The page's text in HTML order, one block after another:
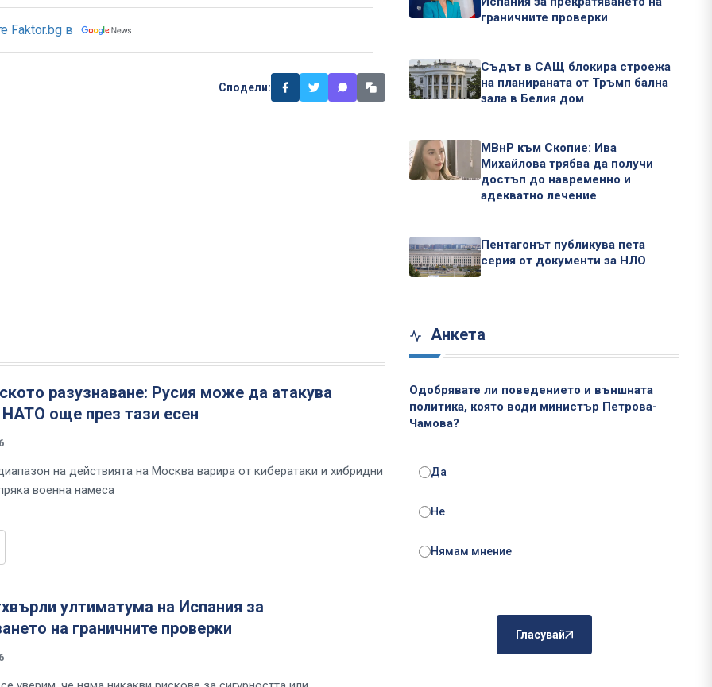
Faktor.bg в
Сподели:
разузнаване: Русия може да атакува
НАТО още през тази есен
на действията на Москва варира от кибератаки и хибридни
военна намеса
ултиматума на Испания за
на граничните проверки
граничните проверки
Съдът в САЩ блокира строежа
на планираната от Тръмп бална
зала в Белия дом
МВнР към Скопие: Ива
Михайлова трябва да получи
достъп до навременно и
адекватно лечение
Пентагонът публикува пета
серия от документи за НЛО
Анкета
Одобрявате ли поведението и външната
политика, която води министър Петрова-
Чамова?
Да
Не
Нямам мнение
Гласувай